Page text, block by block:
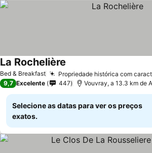
Bed & Breakfast Propriedade histórica com
La Rochelière
9,7 Excelente 447 Vouvray, a 13.3 km de
Selecione as datas para ver os preços
exatos.